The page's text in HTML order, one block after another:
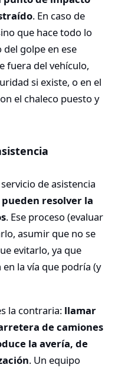
. En caso de
que hace todo lo
golpe en ese
fuera del vehículo,
si existe, o en el
el chaleco puesto y
de asistencia
pueden resolver la
. Ese proceso (evaluar
asumir que no se
evitarlo, ya que
la vía que podría (y
la contraria: llamar
de camiones
la avería, de
. Un equipo